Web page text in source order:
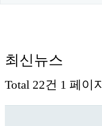
최신뉴스
Total 22건 1 페이지